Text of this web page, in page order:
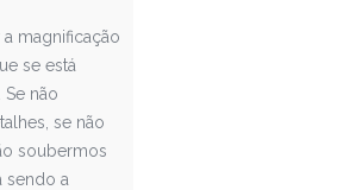
magnificação
se está
não
se não
soubermos
sendo a